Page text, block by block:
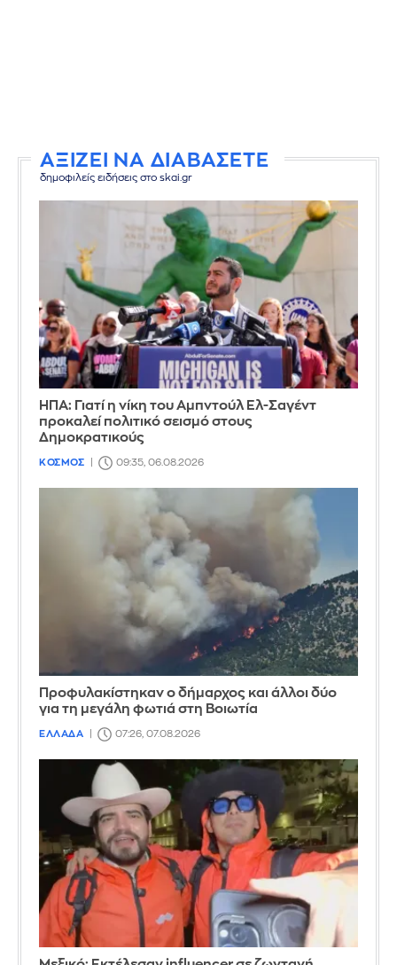
ΑΞΙΖΕΙ ΝΑ ΔΙΑΒΑΣΕΤΕ
δημοφιλείς ειδήσεις στο skai.gr
ΗΠΑ: Γιατί η νίκη του Αμπντούλ Ελ-Σαγέντ
προκαλεί πολιτικό σεισμό στους
Δημοκρατικούς
ΚΟΣΜΟΣ 09:35, 06.08.2026
Προφυλακίστηκαν ο δήμαρχος και άλλοι δύο
για τη μεγάλη φωτιά στη Βοιωτία
ΕΛΛΑΔΑ 07:26, 07.08.2026